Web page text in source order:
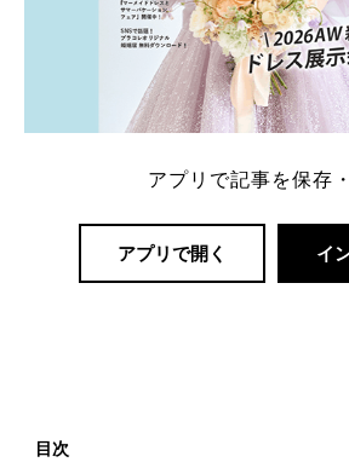
アプリで記事を保存
アプリで開く イ
目次